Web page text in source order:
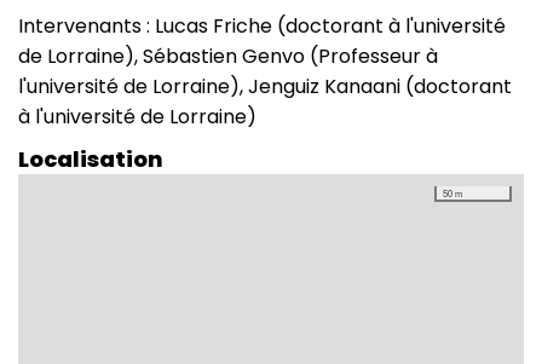
Intervenants : Lucas Friche (doctorant à l'université
de Lorraine), Sébastien Genvo (Professeur à
l'université de Lorraine), Jenguiz Kanaani (doctorant
à l'université de Lorraine)
Localisation
50 m